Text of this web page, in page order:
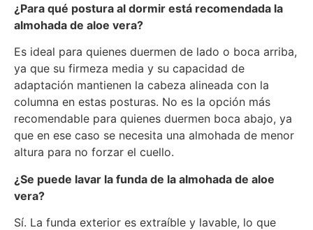
¿Para qué postura al dormir está recomendada la
almohada de aloe vera?
Es ideal para quienes duermen de lado o boca arriba,
ya que su firmeza media y su capacidad de
adaptación mantienen la cabeza alineada con la
columna en estas posturas. No es la opción más
recomendable para quienes duermen boca abajo, ya
que en ese caso se necesita una almohada de menor
altura para no forzar el cuello.
¿Se puede lavar la funda de la almohada de aloe
vera?
Sí. La funda exterior es extraíble y lavable, lo que